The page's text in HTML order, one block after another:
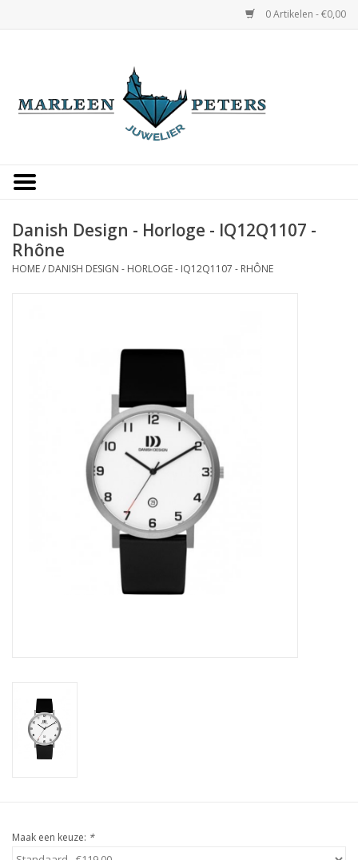
0 Artikelen - €0,00
Occasions
Merken
Cadeaukaarten
Danish Design - Horloge - IQ12Q1107 -
Rhône
HOME/ DANISH DESIGN - HORLOGE - IQ12Q1107 - RHÔNE
Maak een keuze: *